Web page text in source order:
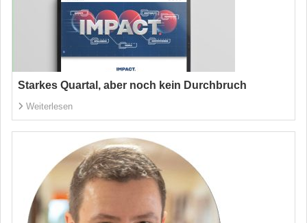
Starkes Quartal, aber noch kein Durchbruch
Weiterlesen